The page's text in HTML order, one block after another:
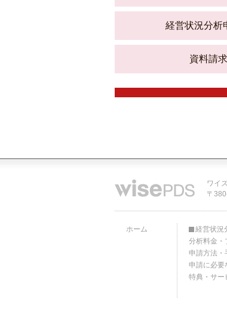
経営状況分析
資料請求
ワイ
〒
ホーム
経営状況
分析料金・
申請方法・
申請に必要
特典・サー